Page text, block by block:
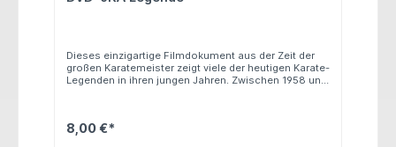
Dieses einzigartige Filmdokument aus der Zeit der
großen Karatemeister zeigt viele der heutigen Karate-
Legenden in ihren jungen Jahren. Zwischen 1958 und
anderem die Meister: Nakayama, Shoji, Asai, Ueki,
8,00 €*